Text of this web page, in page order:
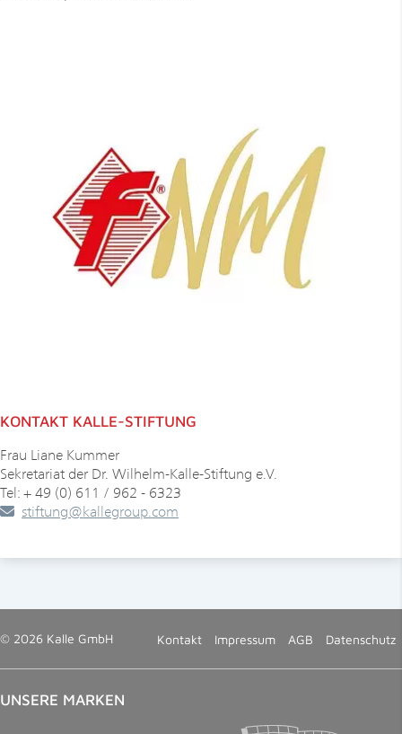
KONTAKT KALLE-STIFTUNG
Frau Liane Kummer
Sekretariat der Dr. Wilhelm-Kalle-Stiftung e.V.
Tel: + 49 (0) 611 / 962 - 6323
stiftung@kallegroup com
© 2026 Kalle GmbH Kontakt Impressum AGB Datenschutz
UNSERE MARKEN